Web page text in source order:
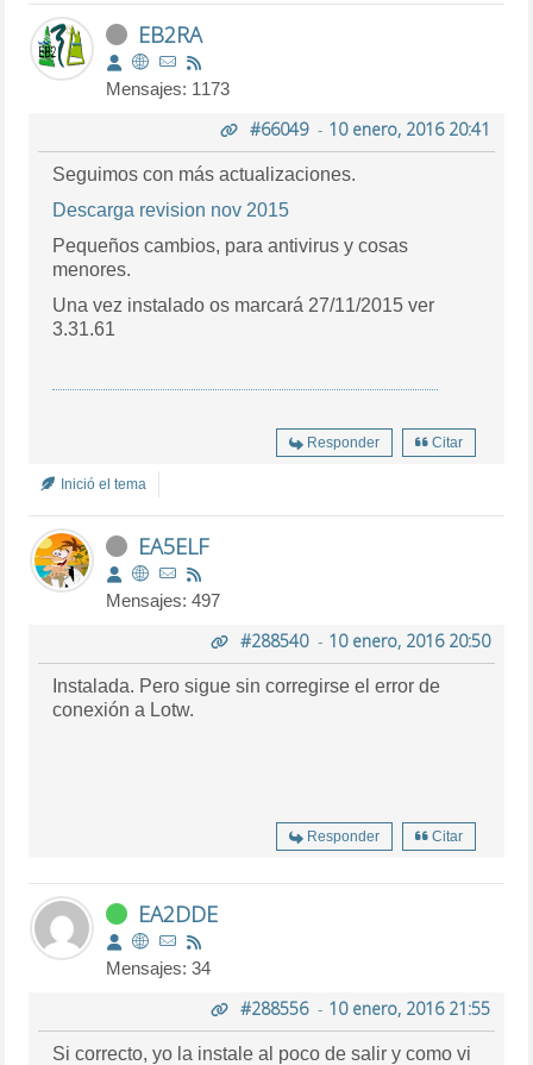
EB2RA
Mensajes: 1173
#66049- 10 enero, 2016 20:41
Seguimos con más actualizaciones.
Descarga revision nov 2015
Pequeños cambios, para antivirus y cosas
menores.
Una vez instalado os marcará 27/11/2015 ver
3.31.61
Responder Citar
Inició el tema
EA5ELF
Mensajes: 497
#288540- 10 enero, 2016 20:50
Instalada. Pero sigue sin corregirse el error de
conexión a Lotw.
Responder Citar
EA2DDE
Mensajes: 34
#288556- 10 enero, 2016 21:55
Si correcto, yo la instale al poco de salir y como vi